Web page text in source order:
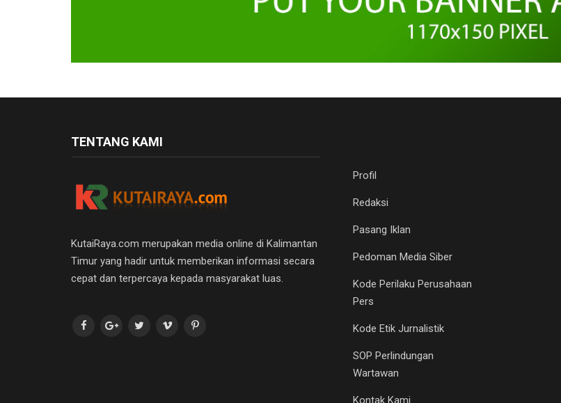
TENTANG KAMI
KutaiRaya.com merupakan media online di Kalimantan
Timur yang hadir untuk memberikan informasi secara
cepat dan terpercaya kepada masyarakat luas.
Profil
Redaksi
Pasang Iklan
Pedoman Media Siber
Kode Perilaku Perusahaan
Pers
Kode Etik Jurnalistik
SOP Perlindungan
Wartawan
Kontak Kami